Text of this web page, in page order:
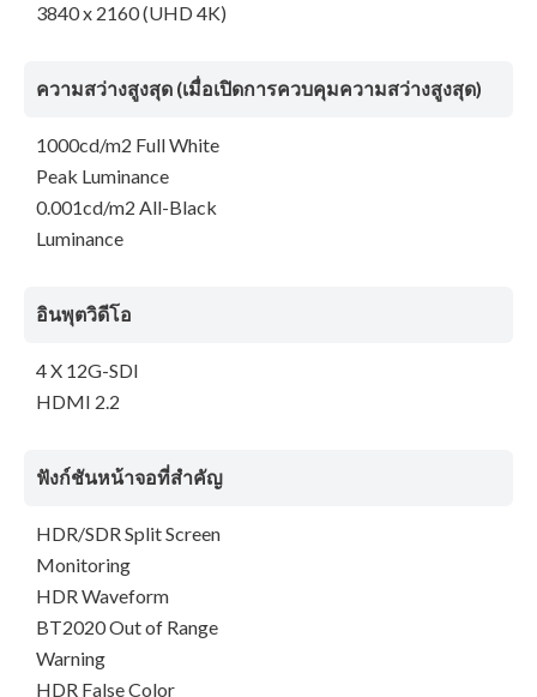
3840 x 2160 (UHD 4K)
ความสว่างสูงสุด (เมื่อเปิดการควบคุมความสว่างสูงสุด)
1000cd/m2 Full White
Peak Luminance
0.001cd/m2 All-Black
Luminance
อินพุตวิดีโอ
4 X 12G-SDI
HDMI 2.2
ฟังก์ชันหน้าจอที่สำคัญ
HDR/SDR Split Screen
Monitoring
HDR Waveform
BT2020 Out of Range
Warning
HDR False Color